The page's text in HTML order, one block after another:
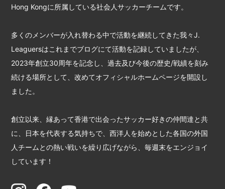
Hong Kongに所属している社会人サッカーチームです。
多くのメンバーが入れ替わる中で活動を継続してきた我々J.
Leaguersはこれまでブログにて活動を記録していましたが、
2023年創立30周年を記念し、過去及び今後の歴史/戦績を刻み
続ける場所として、改めてオフィシャルホームページを開設し
ました。
創立以来、縁あって香港で出会ったサッカー好きの仲間達と共
に、日本を代表する気持ちで、西洋人を始めとした各国の外国
人チームとの熱い戦いを繰り広げながら、毎週末をエンジョイ
しています！